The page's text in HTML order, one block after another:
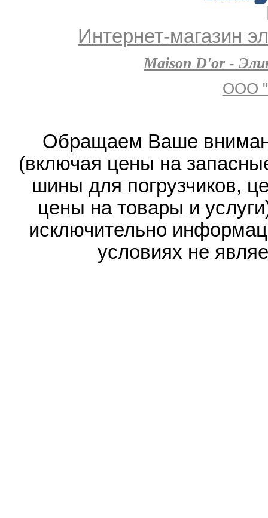
Интернет-магазин
Maison D'or -
ООО
Обращаем Ваше
(включая цены на
шины для погрузчиков,
цены на товары и
исключительно
условиях не